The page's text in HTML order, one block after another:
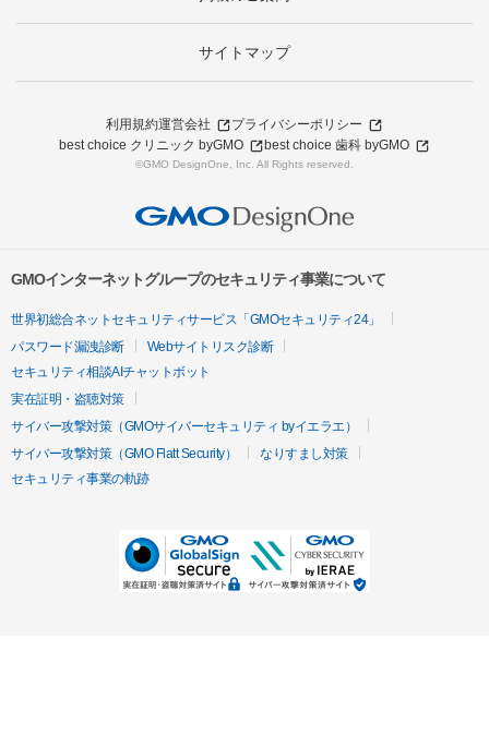
サイトマップ
利用規約運営会社
プライバシーポリシー
best choice クリニック byGMO
best choice 歯科 byGMO
©GMO DesignOne, Inc. All Rights reserved.
GMOインターネットグループのセキュリティ事業について
世界初総合ネットセキュリティサービス「GMOセキュリティ24」
パスワード漏洩診断
Webサイトリスク診断
セキュリティ相談AIチャットボット
実在証明・盗聴対策
サイバー攻撃対策（GMOサイバーセキュリティ byイエラエ）
サイバー攻撃対策（GMO Flatt Security）
なりすまし対策
セキュリティ事業の軌跡